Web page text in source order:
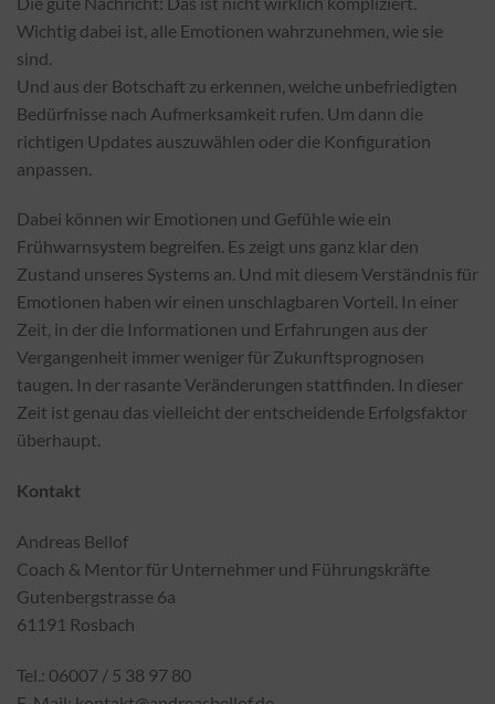
Wichtig dabei ist, alle Emotionen wahrzunehmen, wie sie
sind.
Und aus der Botschaft zu erkennen, welche unbefriedigten
Bedürfnisse nach Aufmerksamkeit rufen. Um dann die
richtigen Updates auszuwählen oder die Konfiguration
anpassen.
Dabei können wir Emotionen und Gefühle wie ein
Frühwarnsystem begreifen. Es zeigt uns ganz klar den
Zustand unseres Systems an. Und mit diesem Verständnis für
Emotionen haben wir einen unschlagbaren Vorteil. In einer
Zeit, in der die Informationen und Erfahrungen aus der
Vergangenheit immer weniger für Zukunftsprognosen
taugen. In der rasante Veränderungen stattfinden. In dieser
Zeit ist genau das vielleicht der entscheidende Erfolgsfaktor
überhaupt.
Kontakt
Andreas Bellof
Coach & Mentor für Unternehmer und Führungskräfte
Gutenbergstrasse 6a
61191 Rosbach
Tel.: 06007 / 5 38 97 80